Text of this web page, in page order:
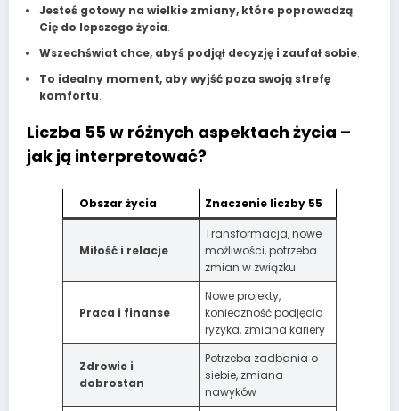
Jesteś gotowy na wielkie zmiany, które poprowadzą
Cię do lepszego życia.
Wszechświat chce, abyś podjął decyzję i zaufał sobie.
To idealny moment, aby wyjść poza swoją strefę
komfortu.
Liczba 55 w różnych aspektach życia –
jak ją interpretować?
Obszar życia Znaczenie liczby 55
Miłość i relacje
Transformacja, nowe
możliwości, potrzeba
zmian w związku
Praca i finanse
Nowe projekty,
konieczność podjęcia
ryzyka, zmiana kariery
Zdrowie i
dobrostan
Potrzeba zadbania o
siebie, zmiana
nawyków